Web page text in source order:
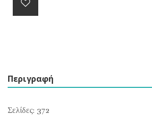
Περιγραφή
Σελίδες: 372